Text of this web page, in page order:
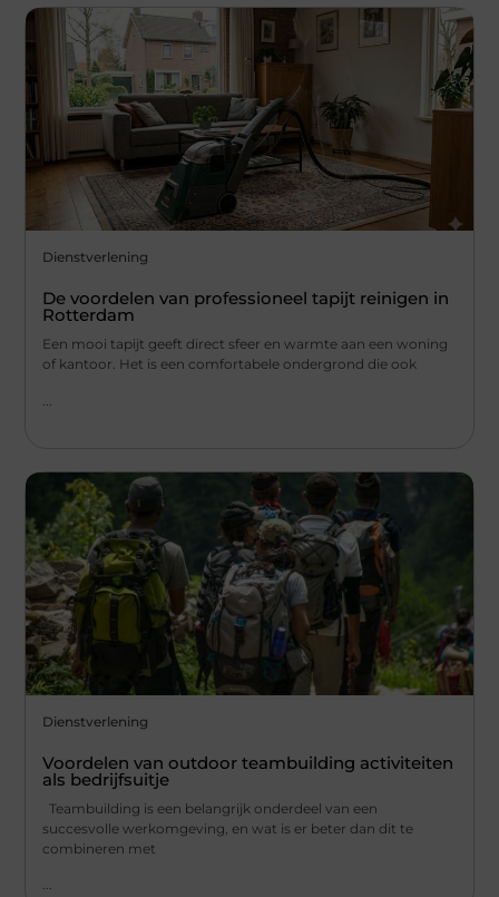
Dienstverlening
De voordelen van professioneel tapijt reinigen in
Rotterdam
Een mooi tapijt geeft direct sfeer en warmte aan een woning
of kantoor. Het is een comfortabele ondergrond die ook
Dienstverlening
Voordelen van outdoor teambuilding activiteiten
als bedrijfsuitje
Teambuilding is een belangrijk onderdeel van een
succesvolle werkomgeving, en wat is er beter dan dit te
combineren met
...